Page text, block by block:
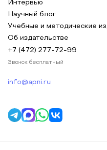
Интервью
Научный блог
Учебные и методические
Об издательстве
+7 (472) 277-72-99
Звонок бесплатный
info@apni.ru